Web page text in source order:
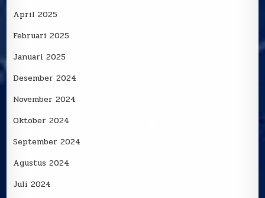
April 2025
Februari 2025
Januari 2025
Desember 2024
November 2024
Oktober 2024
September 2024
Agustus 2024
Juli 2024